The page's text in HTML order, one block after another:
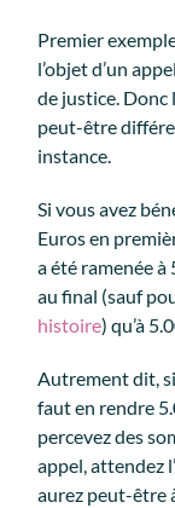
Premier
l’objet d’un
de justice. Donc
peut-être
instance.
Si vous avez
Euros en
a été ramenée à
au final (sauf
histoire) qu’à
Autrement dit,
faut en rendre
percevez des
appel, attendez
aurez peut-être